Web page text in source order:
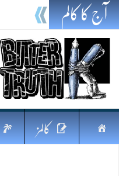
آج کا کالم
صفحہ کالمز